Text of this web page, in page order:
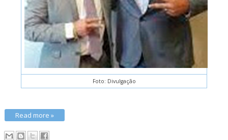
Foto: Divulgação
Read more »